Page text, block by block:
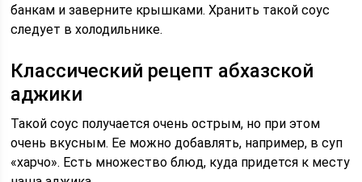
банкам и заверните крышками. Хранить такой соус
следует в холодильнике.
Классический рецепт абхазской
аджики
Такой соус получается очень острым, но при этом
очень вкусным. Ее можно добавлять, например, в суп
«харчо». Есть множество блюд, куда придется к месту